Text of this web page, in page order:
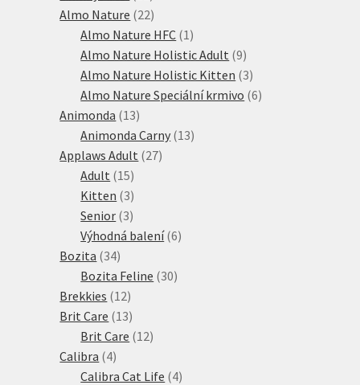
produktů
Almo Nature 2222
produktů
Almo Nature HFC 1 1
produkt
Almo Nature Holistic Adult 99
produktů
Almo Nature Holistic Kitten 33
produkty
Almo Nature Speciální krmivo 66
Animonda 1313
produktů
Animonda Carny 1313
Applaws Adult 2727
Adult 1515
produktů
Kitten 33
produkty
Senior 33
produkty
Výhodná balení 66
Bozita 3434
produktů
Bozita Feline 3030
Brekkies 1212
produktů
Brit Care 1313
produktů
Brit Care 1212
Calibra 44
produkty
Calibra Cat Life 44